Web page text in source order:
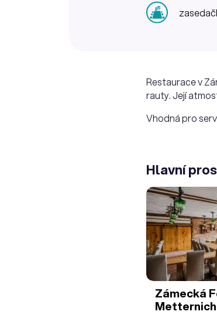
Restaurace v
rauty. Její
Vhodná pro
Hlavní
Zámecká
Metternich